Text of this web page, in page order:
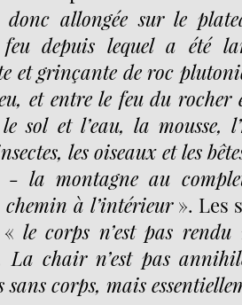
allongée sur le
depuis lequel a été
et grinçante de roc
et entre le feu du rocher
sol et l’eau, la mousse,
les oiseaux et les
la montagne au
à l’intérieur». Les
le corps n’est pas rendu
La chair n’est pas
sans corps, mais